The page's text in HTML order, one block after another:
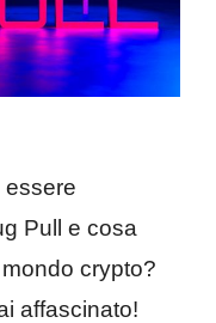
essere
Pull e cosa
crypto?
affascinato!